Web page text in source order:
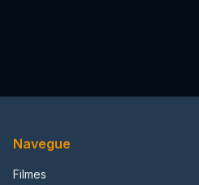
Navegue
Filmes